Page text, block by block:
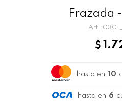
Frazada
$
hasta en 10
hasta en 6